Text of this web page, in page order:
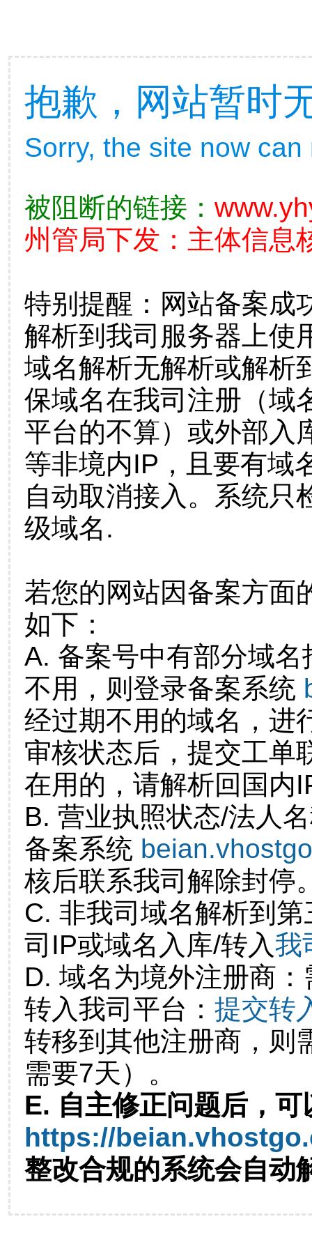
抱歉，网站暂时
Sorry, the site now
被阻断的链接：
州管局下发：主体信息
特别提醒：网站备案成
解析到我司服务器上使
域名解析无解析或解析
保域名在我司注册（域
平台的不算）或外部入
等非境内IP，且要有域
自动取消接入。系统只
级域名.
若您的网站因备案方面
如下：
A. 备案号中有部分域
不用，则登录备案系统
经过期不用的域名，进
审核状态后，提交工单
在用的，请解析回国内
B. 营业执照状态/法人
备案系统
核后联系我司解除封停
C. 非我司域名解析到
司IP或域名入库/转入我
D. 域名为境外注册商
转入我司平台： 提交转
转移到其他注册商，则
需要7天）。
E. 自主修正问题后，可
https://
整改合规的系统会自动